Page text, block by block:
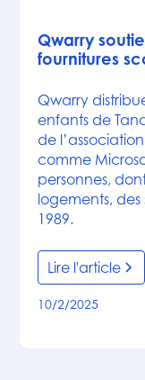
Qwarry
fournitures
Qwarry
enfants de
de
comme
personnes,
logements,
1989.
Lire l'article
10/2/2025